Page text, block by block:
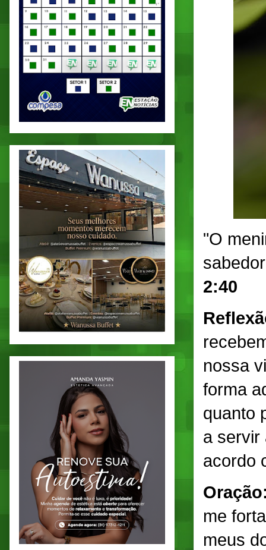
"O
2:40
nossa
forma
quanto
a servir
acordo
me
meus